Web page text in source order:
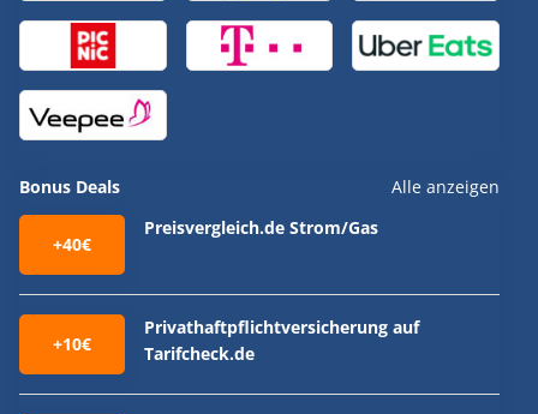
Bonus Deals Alle anzeigen
+40€
Preisvergleich.de Strom/Gas
+10€
Privathaftpflichtversicherung auf
Tarifcheck.de